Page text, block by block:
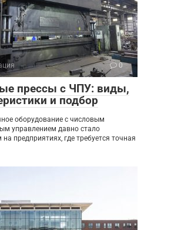
0
прессы с ЧПУ: виды,
и подбор
оборудование с числовым
управлением давно стало
предприятиях, где требуется точная